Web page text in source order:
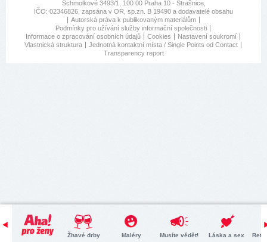
Žhavé drby Maléry Musíte vědět! Láska a sex
Schmolkové 3493/1, 100 00 Praha 10 - Strašnice,
IČO: 02346826, zapsána v OR, sp.zn. B 19490 a dodavatelé obsahu
Autorská práva k publikovaným materiálům
Podmínky pro užívání služby informační společnosti
Informace o zpracování osobních údajů
Cookies
Nastavení soukromí
Vlastnická struktura
Jednotná kontaktní místa / Single Points od Contact
Transparency report